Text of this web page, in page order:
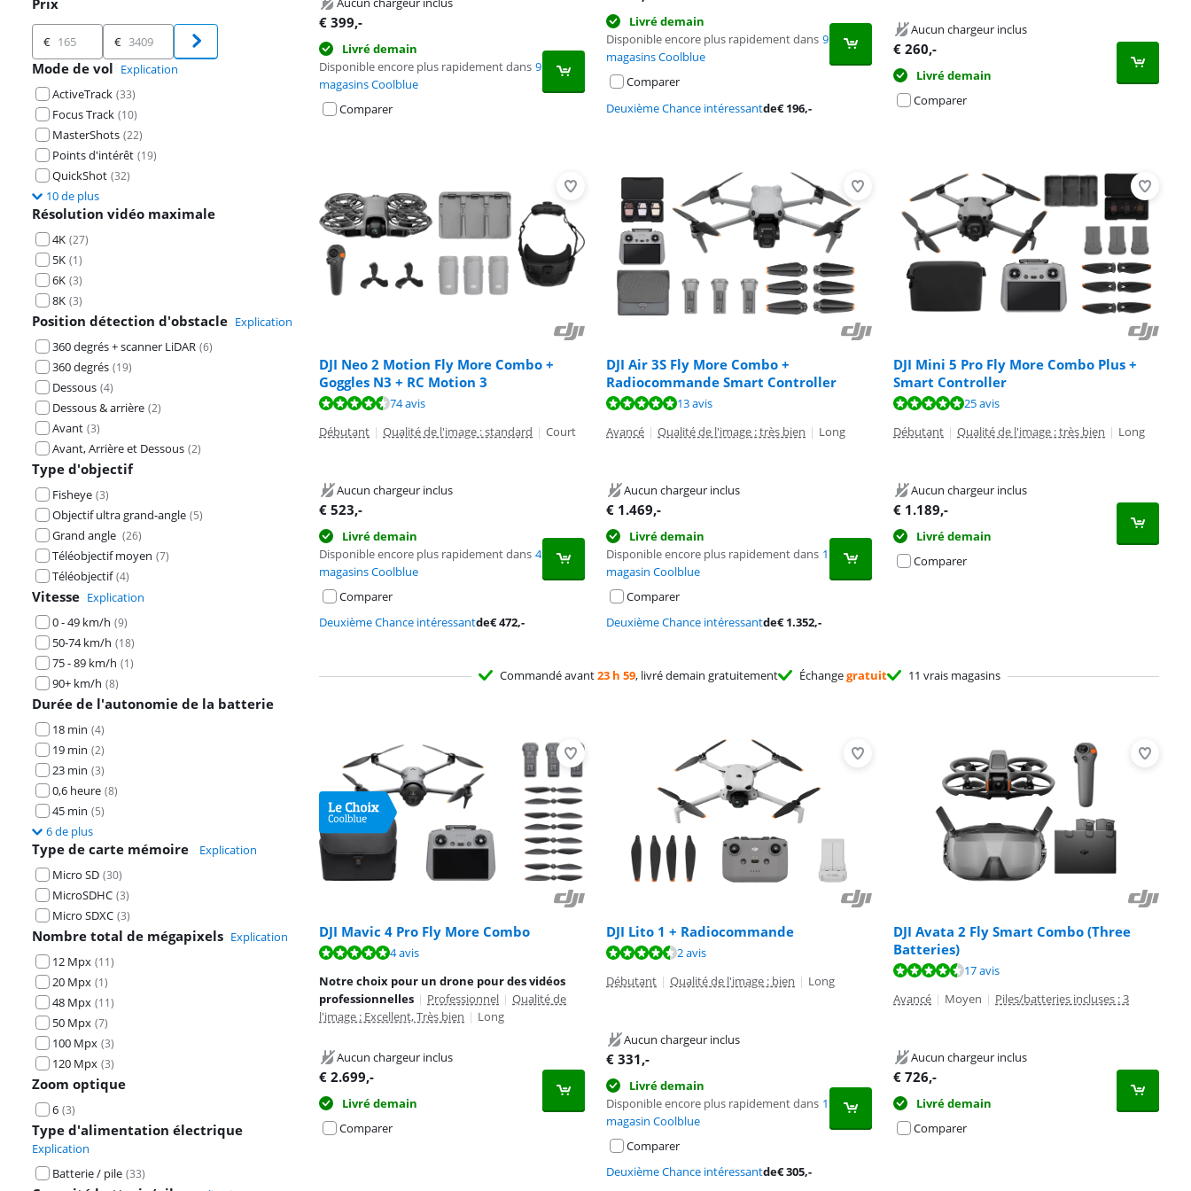
Prix
Prix
€ €
Mode de vol Explication
ActiveTrack (33)
Focus Track (10)
MasterShots (22)
Points d'intérêt (19)
QuickShot (32)
10 de plus
Résolution vidéo maximale
4K (27)
5K (1)
6K (3)
8K (3)
Position détection d'obstacle Explication
360 degrés + scanner LiDAR (6)
360 degrés (19)
Dessous (4)
Dessous & arrière (2)
Avant (3)
Avant, Arrière et Dessous (2)
Type d'objectif
Fisheye (3)
Objectif ultra grand-angle (5)
Grand angle (26)
Téléobjectif moyen (7)
Téléobjectif (4)
Vitesse Explication
0 - 49 km/h (9)
50-74 km/h (18)
75 - 89 km/h (1)
90+ km/h (8)
Durée de l'autonomie de la batterie
18 min (4)
19 min (2)
23 min (3)
0,6 heure (8)
45 min (5)
6 de plus
Type de carte mémoire
Explication
Micro SD (30)
MicroSDHC (3)
Micro SDXC (3)
Nombre total de mégapixels Explication
12 Mpx (11)
20 Mpx (1)
48 Mpx (11)
50 Mpx (7)
100 Mpx (3)
120 Mpx (3)
Zoom optique
6 (3)
Type d'alimentation électrique
Explication
Batterie / pile (33)
€ 399,-
Livré demain
Disponible encore plus rapidement dans 9
magasins Coolblue
Comparer
Livré demain
Disponible encore plus rapidement dans 9
magasins Coolblue
Comparer
Deuxième Chance intéressantde€196,-
Aucun chargeur inclus
€ 260,-
Livré demain
Comparer
DJI Neo 2 Motion Fly More Combo +
Goggles N3 + RC Motion 3
La note est de 8,7 sur 10, basée sur 74 avis.
74 avis
Débutant | Qualité de l'image : standard | Court
Aucun chargeur inclus
€ 523,-
Livré demain
Disponible encore plus rapidement dans 4
magasins Coolblue
Comparer
Deuxième Chance intéressantde€472,-
DJI Air 3S Fly More Combo +
Radiocommande Smart Controller
La note est de 9,5 sur 10, basée sur 13 avis.
13 avis
Avancé | Qualité de l'image : très bien | Long
Aucun chargeur inclus
€ 1.469,-
Livré demain
Disponible encore plus rapidement dans 1
magasin Coolblue
Comparer
Deuxième Chance intéressantde€1.352,-
DJI Mini 5 Pro Fly More Combo Plus +
Smart Controller
La note est de 9,5 sur 10, basée sur 25 avis.
25 avis
Débutant | Qualité de l'image : très bien | Long
Aucun chargeur inclus
€ 1.189,-
Livré demain
Comparer
Commandé avant23 h 59, livré demain gratuitement Échangegratuit 11 vrais magasins
DJI Mavic 4 Pro Fly More Combo
La note est de 10 sur 10, basée sur 4 avis.
4 avis
Notre choix pour un drone pour des vidéos
professionnelles | Professionnel | Qualité de
l'image : Excellent, Très bien | Long
Aucun chargeur inclus
€ 2.699,-
Livré demain
Comparer
DJI Lito 1 + Radiocommande
La note est de 8,8 sur 10, basée sur 2 avis.
2 avis
Débutant | Qualité de l'image : bien | Long
Aucun chargeur inclus
€ 331,-
Livré demain
Disponible encore plus rapidement dans 1
magasin Coolblue
Comparer
Deuxième Chance intéressantde€305,-
DJI Avata 2 Fly Smart Combo (Three
Batteries)
17 avis
Avancé | Moyen | Piles/batteries incluses : 3
Aucun chargeur inclus
€ 726,-
Livré demain
Comparer